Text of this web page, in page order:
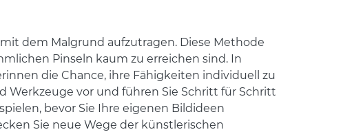
dem Malgrund aufzutragen. Diese Methode
Pinseln kaum zu erreichen sind. In
die Chance, ihre Fähigkeiten individuell zu
Werkzeuge vor und führen Sie Schritt für Schritt
bevor Sie Ihre eigenen Bildideen
Sie neue Wege der künstlerischen